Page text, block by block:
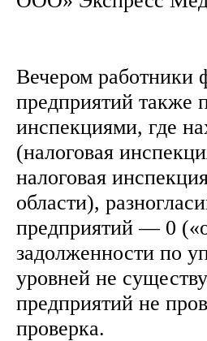
Вечером работники
предприятий также
инспекциями, где
(налоговая
налоговая
области),
предприятий — 0
задолженности по
уровней не
предприятий не
проверка.